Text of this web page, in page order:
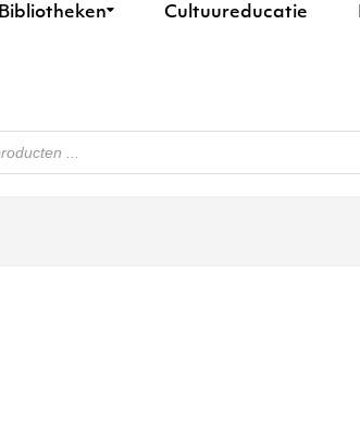
Bibliotheken Cultuureducatie